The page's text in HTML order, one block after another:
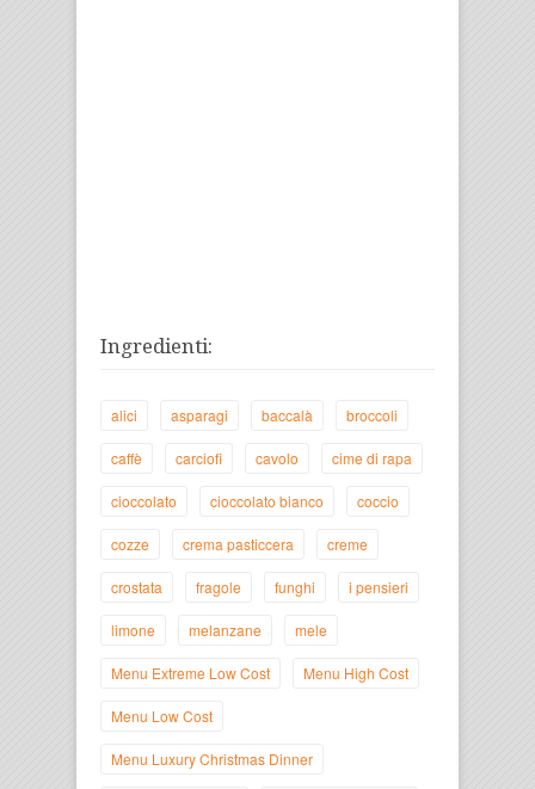
Ingredienti:
alici asparagi baccalà broccoli
caffè carciofi cavolo cime di rapa
cioccolato cioccolato bianco coccio
cozze crema pasticcera creme
crostata fragole funghi i pensieri
limone melanzane mele
Menu Extreme Low Cost Menu High Cost
Menu Low Cost
Menu Luxury Christmas Dinner